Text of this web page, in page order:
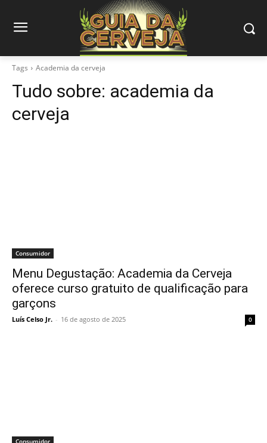
Tags Academia da cerveja
Tudo sobre: academia da
cerveja
Consumidor
Menu Degustação: Academia da Cerveja
oferece curso gratuito de qualificação para
garçons
Luís Celso Jr. - 16 de agosto de 2025 0
Consumidor